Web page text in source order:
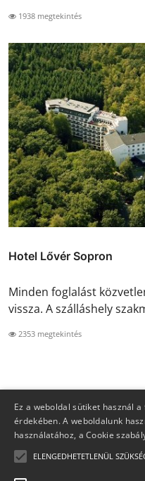
1938 megtekintés
Hotel Lővér Sopron
Minden foglalást
vissza. A szálláshely
2353 megtekintés
Ez a weboldal sütiket használ
érdekében. A weboldalunk
használatához, a Cookie
ELENGEDHETETLENÜL